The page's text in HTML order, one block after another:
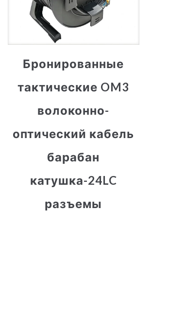
Бронированные
тактические OM3
волоконно-
оптический кабель
барабан
катушка-24LC
разъемы